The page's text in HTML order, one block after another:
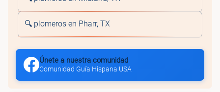
🔍 plomeros en Pharr, TX
Únete a nuestra comunidad
Comunidad Guía Hispana USA